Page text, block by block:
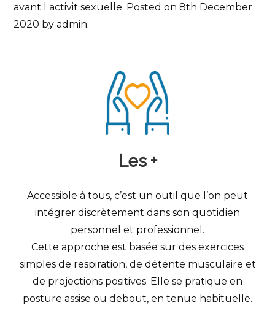
avant l activit sexuelle. Posted on 8th December
2020 by admin.
Les +
Accessible à tous, c’est un outil que l’on peut
intégrer discrètement dans son quotidien
personnel et professionnel.
Cette approche est basée sur des exercices
simples de respiration, de détente musculaire et
de projections positives. Elle se pratique en
posture assise ou debout, en tenue habituelle.